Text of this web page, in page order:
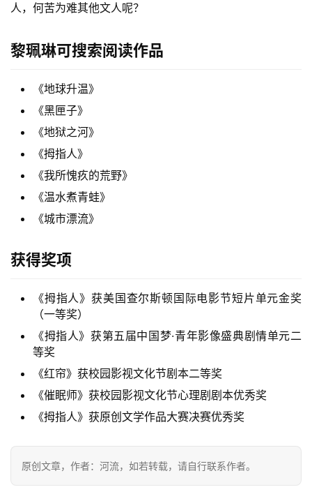
人，何苦为难其他文人呢？
黎珮琳可搜索阅读作品
《地球升温》
《黑匣子》
《地狱之河》
《拇指人》
《我所愧疚的荒野》
《温水煮青蛙》
《城市漂流》
获得奖项
《拇指人》获美国查尔斯顿国际电影节短片单元金奖
（一等奖）
《拇指人》获第五届中国梦·青年影像盛典剧情单元二
等奖
《红帘》获校园影视文化节剧本二等奖
《催眠师》获校园影视文化节心理剧剧本优秀奖
《拇指人》获原创文学作品大赛决赛优秀奖
原创文章，作者：河流，如若转载，请自行联系作者。